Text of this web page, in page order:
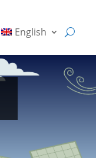
English